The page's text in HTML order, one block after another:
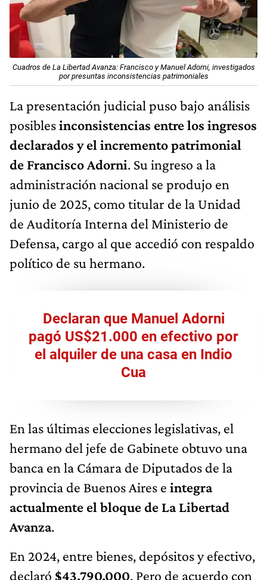
Cuadros de La Libertad Avanza: Francisco y Manuel Adorni, investigados
por presuntas inconsistencias patrimoniales
La presentación judicial puso bajo análisis
posiblesinconsistencias entre los ingresos
declarados y el incremento patrimonial
de Francisco Adorni. Su ingreso a la
administración nacional se produjo en
junio de 2025, como titular de la Unidad
de Auditoría Interna del Ministerio de
Defensa, cargo al que accedió con respaldo
político de su hermano.
Declaran que Manuel Adorni
pagó US$21.000 en efectivo por
el alquiler de una casa en Indio
Cua
En las últimas elecciones legislativas, el
hermano del jefe de Gabinete obtuvo una
banca en la Cámara de Diputados de la
provincia de Buenos Aires e integra
actualmente el bloque de La Libertad
Avanza.
En 2024, entre bienes, depósitos y efectivo,
declaró $43.790.000. Pero de acuerdo con